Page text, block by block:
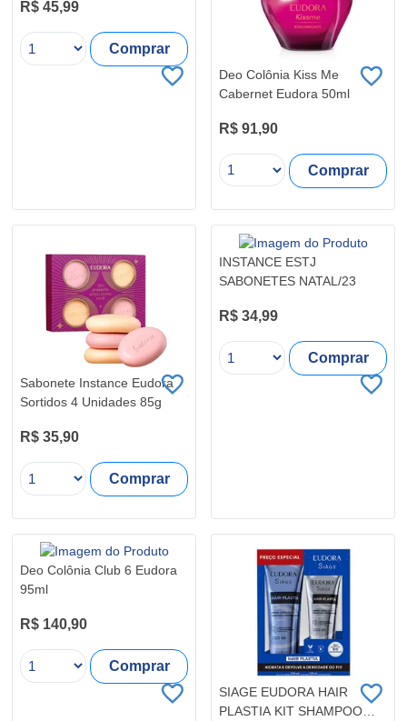
R$ 45,99
Comprar
Deo Colônia Kiss Me
Cabernet Eudora 50ml
R$ 91,90
Comprar
Sabonete Instance Eudora
Sortidos 4 Unidades 85g
R$ 35,90
Comprar
INSTANCE ESTJ
SABONETES NATAL/23
R$ 34,99
Comprar
Deo Colônia Club 6 Eudora
95ml
R$ 140,90
Comprar
SIAGE EUDORA HAIR
PLASTIA KIT SHAMPOO